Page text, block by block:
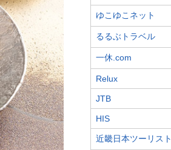
ゆこゆこネット
るるぶトラベル
一休.com
Relux
JTB
HIS
近畿日本ツーリスト